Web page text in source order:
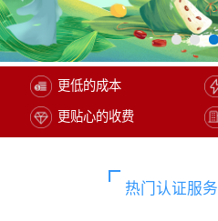
更低的成本
更贴心的收费
热门认证服务